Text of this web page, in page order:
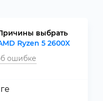
выбрать
Ryzen 5 2600X
ошибке